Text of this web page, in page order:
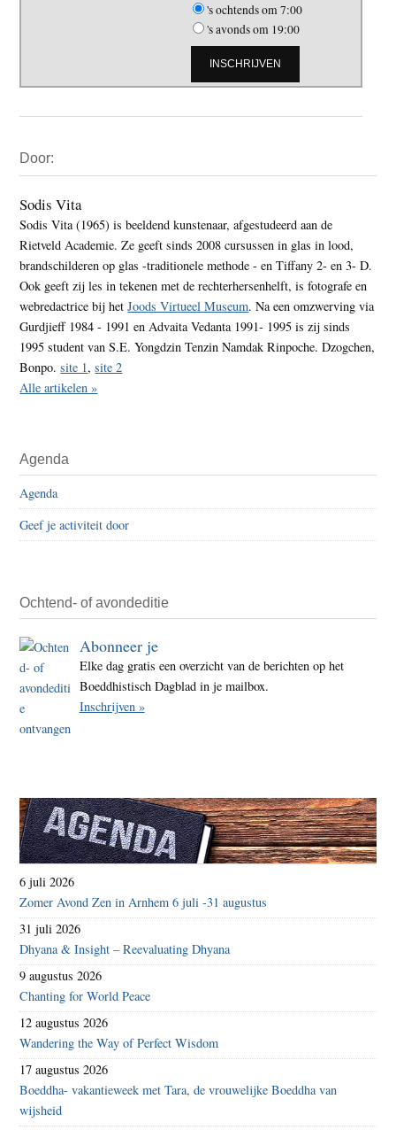
's ochtends om 7:00
's avonds om 19:00
Sidebar
Door:
Sodis Vita
Sodis Vita (1965) is beeldend kunstenaar, afgestudeerd aan de
Rietveld Academie. Ze geeft sinds 2008 cursussen in glas in lood,
brandschilderen op glas -traditionele methode - en Tiffany 2- en 3- D.
Ook geeft zij les in tekenen met de rechterhersenhelft, is fotografe en
webredactrice bij hetJoods Virtueel Museum. Na een omzwerving via
Gurdjieff 1984 - 1991 en Advaita Vedanta 1991- 1995 is zij sinds
1995 student van S.E. Yongdzin Tenzin Namdak Rinpoche. Dzogchen,
Bonpo.site 1,site 2
Alle artikelen »
Agenda
Agenda
Geef je activiteit door
Ochtend- of avondeditie
Abonneer je
Elke dag gratis een overzicht van de berichten op het
Boeddhistisch Dagblad in je mailbox.
Inschrijven »
6 juli 2026
Zomer Avond Zen in Arnhem 6 juli -31 augustus
31 juli 2026
Dhyana & Insight – Reevaluating Dhyana
9 augustus 2026
Chanting for World Peace
12 augustus 2026
Wandering the Way of Perfect Wisdom
17 augustus 2026
Boeddha- vakantieweek met Tara, de vrouwelijke Boeddha van
wijsheid